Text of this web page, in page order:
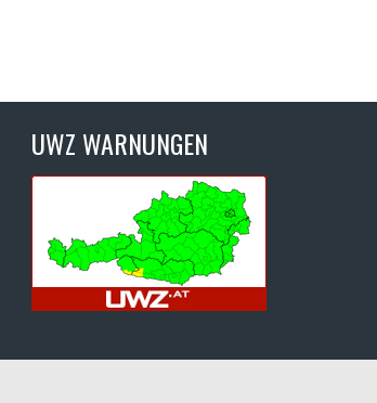
UWZ WARNUNGEN